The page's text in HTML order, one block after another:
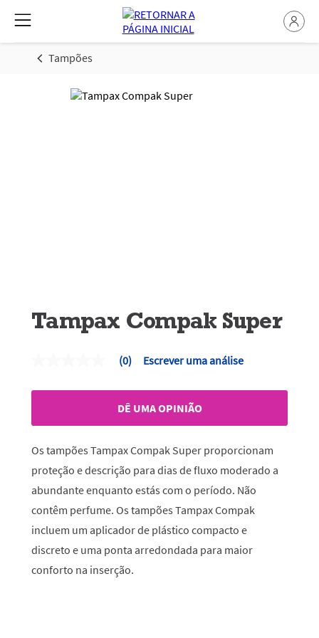
Tampões
Tampax Compak Super
de
para
mesma
página.
(0) Escrever uma análise
DÊ UMA OPINIÃO
Os tampões Tampax Compak Super proporcionam
proteção e descrição para dias de fluxo moderado a
abundante enquanto estás com o período. Não
contêm perfume. Os tampões Tampax Compak
incluem um aplicador de plástico compacto e
discreto e uma ponta arredondada para maior
conforto na inserção.